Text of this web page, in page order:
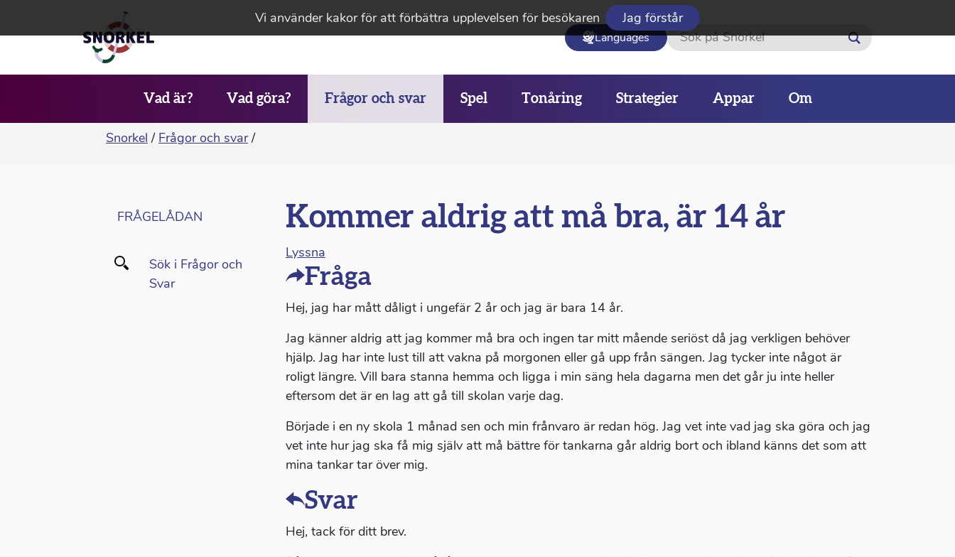
Vi använder kakor för att förbättra upplevelsen för besökaren Jag förstår
Languages Sök
Vad är? Vad göra? Frågor och svar Spel Tonåring Strategier Appar Om
Snorkel / Frågor och svar /
FRÅGELÅDAN
Sök i Frågor och
Svar
Kommer aldrig att må bra, är 14 år
Lyssna
Fråga
Hej, jag har mått dåligt i ungefär 2 år och jag är bara 14 år.
Jag känner aldrig att jag kommer må bra och ingen tar mitt mående seriöst då jag verkligen behöver
hjälp. Jag har inte lust till att vakna på morgonen eller gå upp från sängen. Jag tycker inte något är
roligt längre. Vill bara stanna hemma och ligga i min säng hela dagarna men det går ju inte heller
eftersom det är en lag att gå till skolan varje dag.
Började i en ny skola 1 månad sen och min frånvaro är redan hög. Jag vet inte vad jag ska göra och jag
vet inte hur jag ska få mig själv att må bättre för tankarna går aldrig bort och ibland känns det som att
mina tankar tar över mig.
Svar
Hej, tack för ditt brev.